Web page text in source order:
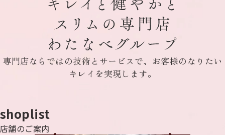
専門店ならではの技術とサービスで、お客様のなりたい
キレイを実現します。
shoplist
店舗のご案内